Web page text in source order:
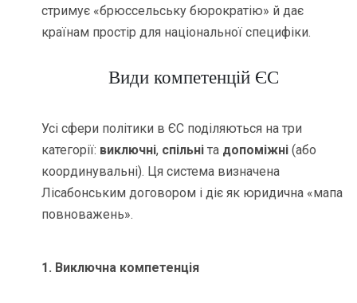
стримує «брюссельську бюрократію» й дає
країнам простір для національної специфіки.
Види компетенцій ЄС
Усі сфери політики в ЄС поділяються на три
категорії: виключні, спільні та допоміжні (або
координувальні). Ця система визначена
Лісабонським договором і діє як юридична «мапа
повноважень».
1. Виключна компетенція